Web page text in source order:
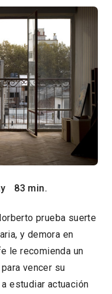
83 min.
prueba suerte
y demora en
le recomienda un
vencer su
estudiar actuación